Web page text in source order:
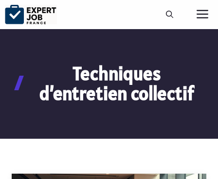
Aller
contenu
Techniques
d’entretien collectif